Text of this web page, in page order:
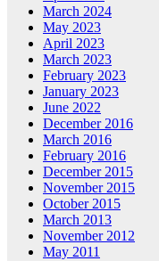
March 2024
May 2023
April 2023
March 2023
February 2023
January 2023
June 2022
December 2016
March 2016
February 2016
December 2015
November 2015
October 2015
March 2013
November 2012
May 2011